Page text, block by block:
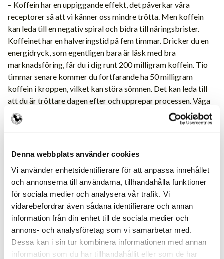
Denna webbplats använder cookies
Vi använder enhetsidentifierare för att anpassa innehållet
och annonserna till användarna, tillhandahålla funktioner
för sociala medier och analysera vår trafik. Vi
vidarebefordrar även sådana identifierare och annan
information från din enhet till de sociala medier och
annons- och analysföretag som vi samarbetar med.
Dessa kan i sin tur kombinera informationen med annan
information som du har tillhandahållit eller som de har
– Koffein har en uppiggande effekt, det påverkar våra
receptorer så att vi känner oss mindre trötta. Men koffein
kan leda till en negativ spiral och bidra till näringsbrister.
Koffeinet har en halveringstid på fem timmar. Dricker du en
energidryck, som egentligen bara är läsk med bra
marknadsföring, får du i dig runt 200 milligram koffein. Tio
timmar senare kommer du fortfarande ha 50 milligram
koffein i kroppen, vilket kan störa sömnen. Det kan leda till
att du är tröttare dagen efter och upprepar processen. Våga
sluta och se var problemet är i stället för att maskera allt
med massa aluminiumburkar.
– För frisörer skulle jag slå ett slag för den japanska
bentolådan och plockmat generellt. Då kan man blanda lite
det man har och dela upp till flera tillfällen. Kanske lite
ostbitar, några köttbullar, lax, quinoasallad, pasta och
grönsaker. Hinner man inte äta upp allt på en gång kan man ta
resterna på eftermiddagen. Man kan äta i princip allting men
se till att det paketeras med en protein- och en fiberkälla –
det kommer du långt på!